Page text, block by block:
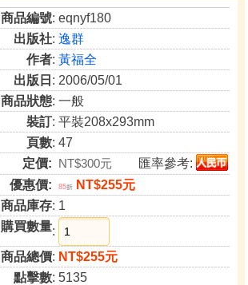
商品編號: eqnyf180
出版社:逸群
作者:黃福全
出版日 : 2006/05/01
商品狀態: 一般
裝訂: 平裝208x293mm
頁數: 47
定價: NT$300元
匯率參考:
優惠價:
85折
NT$255元
商品庫存: 1
購買數量:
商品總價: NT$255元
點擊數: 5135